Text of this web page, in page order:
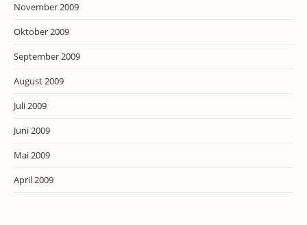
November 2009
Oktober 2009
September 2009
August 2009
Juli 2009
Juni 2009
Mai 2009
April 2009